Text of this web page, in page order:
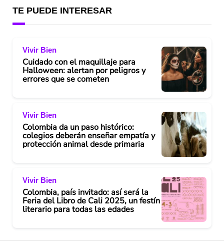
TE PUEDE INTERESAR
Vivir Bien
Cuidado con el maquillaje para
Halloween: alertan por peligros y
errores que se cometen
Vivir Bien
Colombia da un paso histórico:
colegios deberán enseñar empatía y
protección animal desde primaria
Vivir Bien
Colombia, país invitado: así será la
Feria del Libro de Cali 2025, un festín
literario para todas las edades